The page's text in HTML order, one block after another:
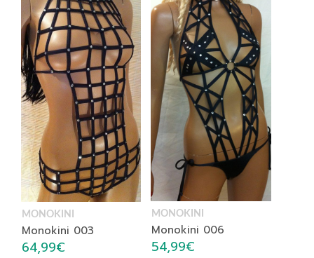
MONOKINI
Monokini 003
64,99€
MONOKINI
Monokini 006
54,99€